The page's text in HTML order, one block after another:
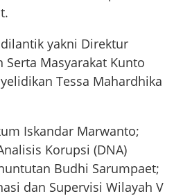
yakni Direktur
Serta Masyarakat Kunto
Tessa Mahardhika
Iskandar Marwanto;
Korupsi (DNA)
Budhi Sarumpaet;
dan Supervisi Wilayah V